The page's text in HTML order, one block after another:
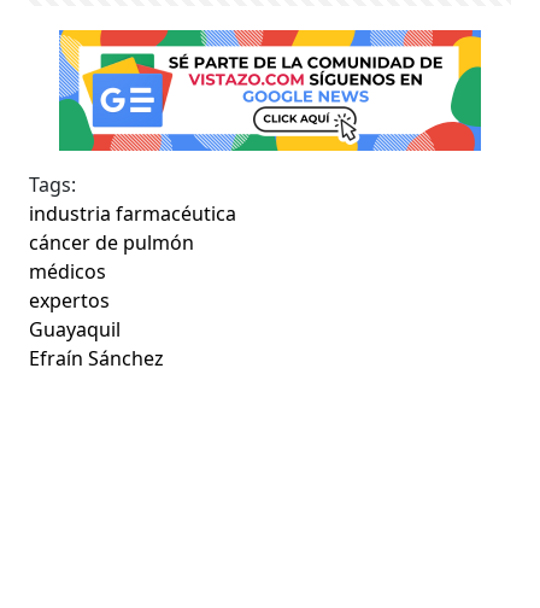
Tags:
industria farmacéutica
cáncer de pulmón
médicos
expertos
Guayaquil
Efraín Sánchez